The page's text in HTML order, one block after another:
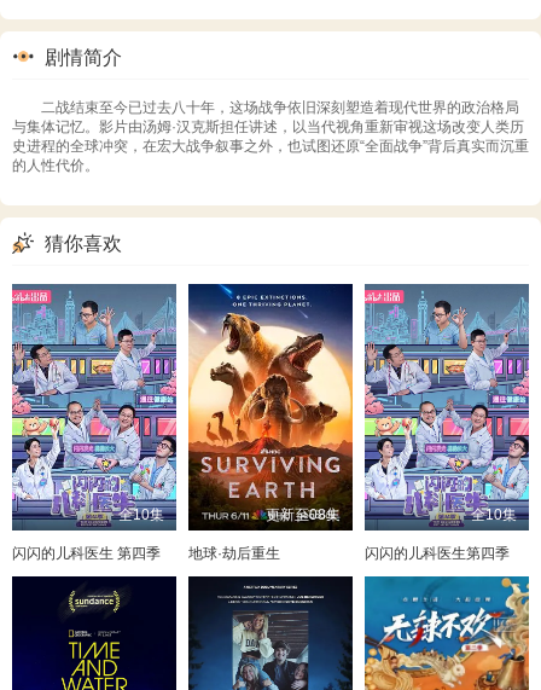
剧情简介
二战结束至今已过去八十年，这场战争依旧深刻塑造着现代世界的政治格局
与集体记忆。影片由汤姆·汉克斯担任讲述，以当代视角重新审视这场改变人类历
史进程的全球冲突，在宏大战争叙事之外，也试图还原“全面战争”背后真实而沉重
的人性代价。
猜你喜欢
全10集
闪闪的儿科医生 第四季
更新至08集
地球·劫后重生
全10集
闪闪的儿科医生第四季